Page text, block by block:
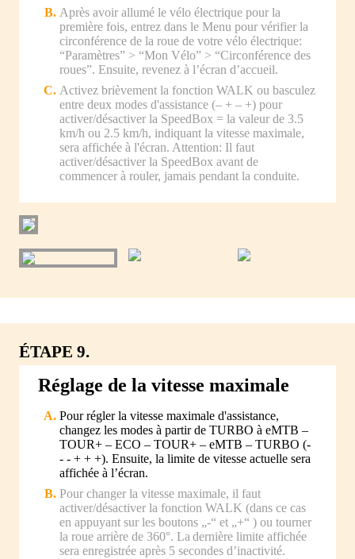
Après avoir allumé le vélo électrique pour la
première fois, entrez dans le Menu pour vérifier la
circonférence de la roue de votre vélo électrique:
“Paramètres” > “Mon Vélo” > “Circonférence des
roues”. Ensuite, revenez à l’écran d’accueil.
Activez brièvement la fonction WALK ou basculez
entre deux modes d'assistance (– + – +) pour
activer/désactiver la SpeedBox = la valeur de 3.5
km/h ou 2.5 km/h, indiquant la vitesse maximale,
sera affichée à l'écran. Attention: Il faut
activer/désactiver la SpeedBox avant de
commencer à rouler, jamais pendant la conduite.
ÉTAPE 9.
Réglage de la vitesse maximale
Pour régler la vitesse maximale d'assistance,
changez les modes à partir de TURBO à eMTB –
TOUR+ – ECO – TOUR+ – eMTB – TURBO (-
- - + + +). Ensuite, la limite de vitesse actuelle sera
affichée à l’écran.
Pour changer la vitesse maximale, il faut
activer/désactiver la fonction WALK (dans ce cas
en appuyant sur les boutons „-“ et „+“ ) ou tourner
la roue arrière de 360°. La dernière limite affichée
sera enregistrée après 5 secondes d’inactivité.